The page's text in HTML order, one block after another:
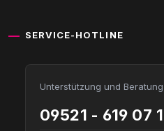
SERVICE-HOTLINE
Unterstützung und
09521 - 619 07